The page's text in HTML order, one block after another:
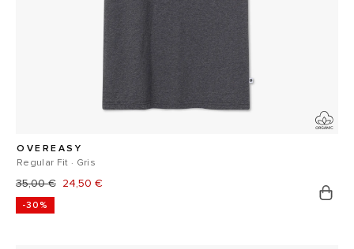
OVEREASY
Regular Fit · Gris
Prix
habituel
35,00 €
Prix
promotionnel
24,50 €
-30%